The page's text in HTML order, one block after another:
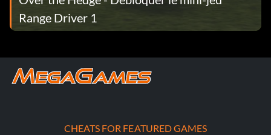
Range Driver 1
CHEATS FOR FEATURED GAMES